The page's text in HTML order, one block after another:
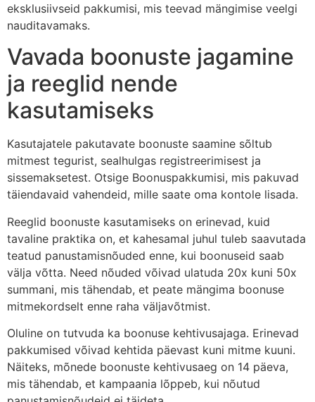
eksklusiivseid pakkumisi, mis teevad mängimise veelgi
nauditavamaks.
Vavada boonuste jagamine
ja reeglid nende
kasutamiseks
Kasutajatele pakutavate boonuste saamine sõltub
mitmest tegurist, sealhulgas registreerimisest ja
sissemaksetest. Otsige Boonuspakkumisi, mis pakuvad
täiendavaid vahendeid, mille saate oma kontole lisada.
Reeglid boonuste kasutamiseks on erinevad, kuid
tavaline praktika on, et kahesamal juhul tuleb saavutada
teatud panustamisnõuded enne, kui boonuseid saab
välja võtta. Need nõuded võivad ulatuda 20x kuni 50x
summani, mis tähendab, et peate mängima boonuse
mitmekordselt enne raha väljavõtmist.
Oluline on tutvuda ka boonuse kehtivusajaga. Erinevad
pakkumised võivad kehtida päevast kuni mitme kuuni.
Näiteks, mõnede boonuste kehtivusaeg on 14 päeva,
mis tähendab, et kampaania lõppeb, kui nõutud